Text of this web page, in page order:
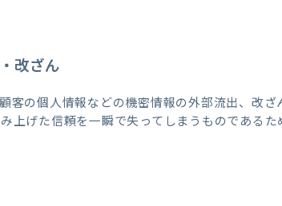
改ざん
客の個人情報などの機密情報の外部流出、改
上げた信頼を一瞬で失ってしまうものであるた